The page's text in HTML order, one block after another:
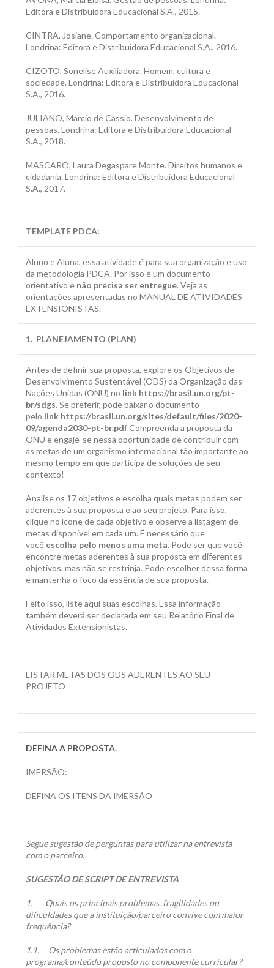
Editora e Distribuidora Educacional S.A., 2015.
CINTRA, Josiane. Comportamento organizacional.
Londrina: Editora e Distribuidora Educacional S.A., 2016.
CIZOTO, Sonelise Auxiliadora. Homem, cultura e
sociedade. Londrina: Editora e Distribuidora Educacional
S.A., 2016.
JULIANO, Marcio de Cassio. Desenvolvimento de
pessoas. Londrina: Editora e Distribuidora Educacional
S.A., 2018.
MASCARO, Laura Degaspare Monte. Direitos humanos e
cidadania. Londrina: Editora e Distribuidora Educacional
S.A., 2017.
TEMPLATE PDCA:
Aluno e Aluna, essa atividade é para sua organização e uso
da metodologia PDCA. Por isso é um documento
orientativo e não precisa ser entregue. Veja as
orientações apresentadas no MANUAL DE ATIVIDADES
EXTENSIONISTAS.
1. PLANEJAMENTO (PLAN)
Antes de definir sua proposta, explore os Objetivos de
Desenvolvimento Sustentável (ODS) da Organização das
Nações Unidas (ONU) no link https://brasil.un.org/pt-
br/sdgs. Se preferir, pode baixar o documento
pelo link https://brasil.un.org/sites/default/files/2020-
09/agenda2030-pt-br.pdf.Compreenda a proposta da
ONU e engaje-se nessa oportunidade de contribuir com
as metas de um organismo internacional tão importante ao
mesmo tempo em que participa de soluções de seu
contexto!
Analise os 17 objetivos e escolha quais metas podem ser
aderentes à sua proposta e ao seu projeto. Para isso,
clique no ícone de cada objetivo e observe a listagem de
metas disponível em cada um. É necessário que
você escolha pelo menos uma meta. Pode ser que você
encontre metas aderentes à sua proposta em diferentes
objetivos, mas não se restrinja. Pode escolher dessa forma
e mantenha o foco da essência de sua proposta.
Feito isso, liste aqui suas escolhas. Essa informação
também deverá ser declarada em seu Relatório Final de
Atividades Extensionistas.
LISTAR METAS DOS ODS ADERENTES AO SEU
PROJETO
DEFINA A PROPOSTA.
IMERSÃO:
DEFINA OS ITENS DA IMERSÃO
Segue sugestão de perguntas para utilizar na entrevista
com o parceiro.
SUGESTÃO DE SCRIPT DE ENTREVISTA
1. Quais os principais problemas, fragilidades ou
dificuldades que a instituição/parceiro convive com maior
frequência?
1.1. Os problemas estão articulados com o
programa/conteúdo proposto no componente curricular?